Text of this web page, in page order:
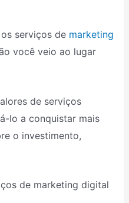
serviços de marketing
você veio ao lugar
de serviços
lo a conquistar mais
o investimento,